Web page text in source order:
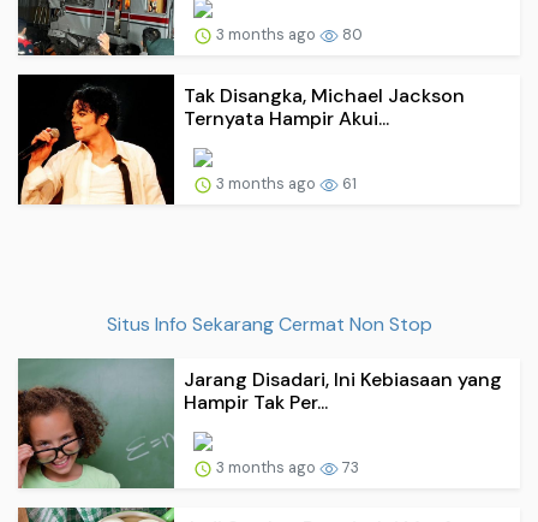
3 months ago 80
Tak Disangka, Michael Jackson
Ternyata Hampir Akui...
3 months ago 61
Situs Info Sekarang Cermat Non Stop
Jarang Disadari, Ini Kebiasaan yang
Hampir Tak Per...
3 months ago 73